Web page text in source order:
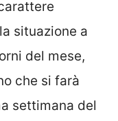
situazione a
del mese,
che si farà
settimana del